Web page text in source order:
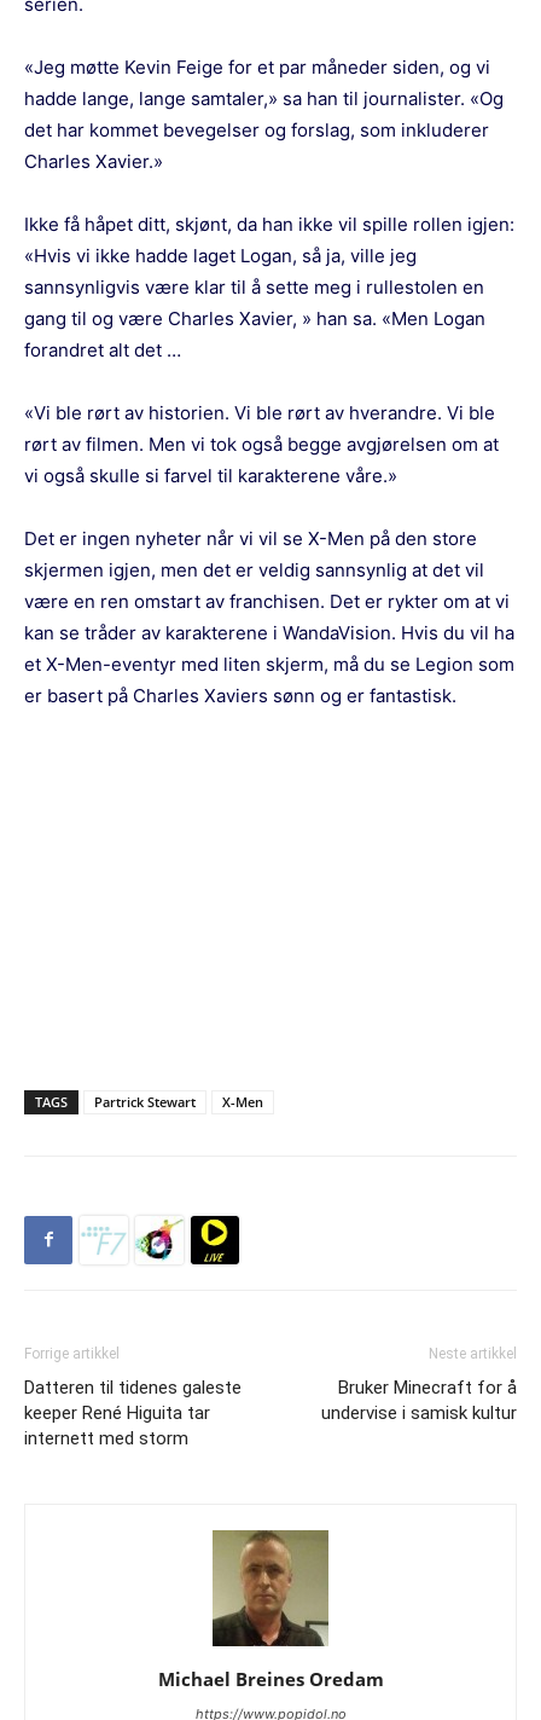
«Jeg møtte Kevin Feige for et par måneder siden, og vi
hadde lange, lange samtaler,» sa han til journalister. «Og
det har kommet bevegelser og forslag, som inkluderer
Charles Xavier.»
Ikke få håpet ditt, skjønt, da han ikke vil spille rollen igjen:
«Hvis vi ikke hadde laget Logan, så ja, ville jeg
sannsynligvis være klar til å sette meg i rullestolen en
gang til og være Charles Xavier, » han sa. «Men Logan
forandret alt det …
«Vi ble rørt av historien. Vi ble rørt av hverandre. Vi ble
rørt av filmen. Men vi tok også begge avgjørelsen om at
vi også skulle si farvel til karakterene våre.»
Det er ingen nyheter når vi vil se X-Men på den store
skjermen igjen, men det er veldig sannsynlig at det vil
være en ren omstart av franchisen. Det er rykter om at vi
kan se tråder av karakterene i WandaVision. Hvis du vil ha
et X-Men-eventyr med liten skjerm, må du se Legion som
er basert på Charles Xaviers sønn og er fantastisk.
TAGS Partrick Stewart X-Men
Forrige artikkel
Datteren til tidenes galeste
keeper René Higuita tar
internett med storm
Neste artikkel
Bruker Minecraft for å
undervise i samisk kultur
Michael Breines Oredam
https://www.popidol.no